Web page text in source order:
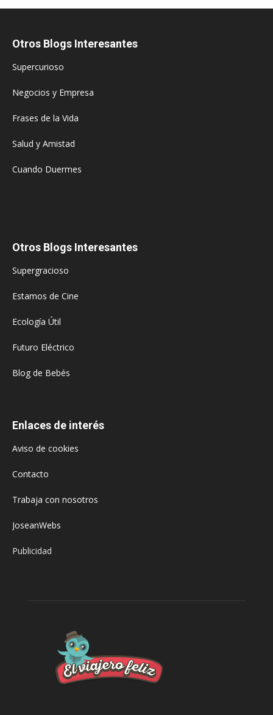
Otros Blogs Interesantes
Supercurioso
Negocios y Empresa
Frases de la Vida
Salud y Amistad
Cuando Duermes
Otros Blogs Interesantes
Supergracioso
Estamos de Cine
Ecología Útil
Futuro Eléctrico
Blog de Bebés
Enlaces de interés
Aviso de cookies
Contacto
Trabaja con nosotros
JoseanWebs
Publicidad